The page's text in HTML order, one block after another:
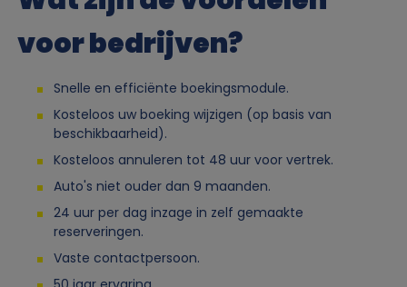
voor bedrijven?
Snelle en efficiënte boekingsmodule.
Kosteloos uw boeking wijzigen (op basis van
beschikbaarheid).
Kosteloos annuleren tot 48 uur voor vertrek.
Auto's niet ouder dan 9 maanden.
24 uur per dag inzage in zelf gemaakte
reserveringen.
Vaste contactpersoon.